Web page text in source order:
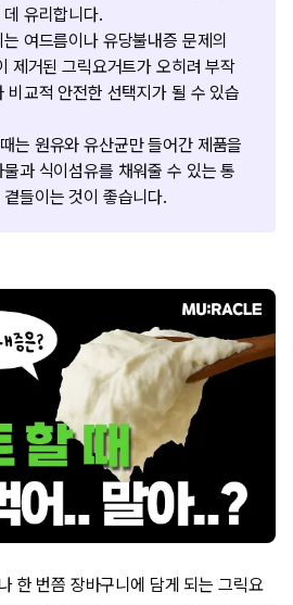
유리합니다.
여드름이나 유당불내증 문제의
제거된 그릭요거트가 오히려 부작
비교적 안전한 선택지가 될 수 있습
는 원유와 유산균만 들어간 제품을
과 식이섬유를 채워줄 수 있는 통
들이는 것이 좋습니다.
한 번쯤 장바구니에 담게 되는 그릭요